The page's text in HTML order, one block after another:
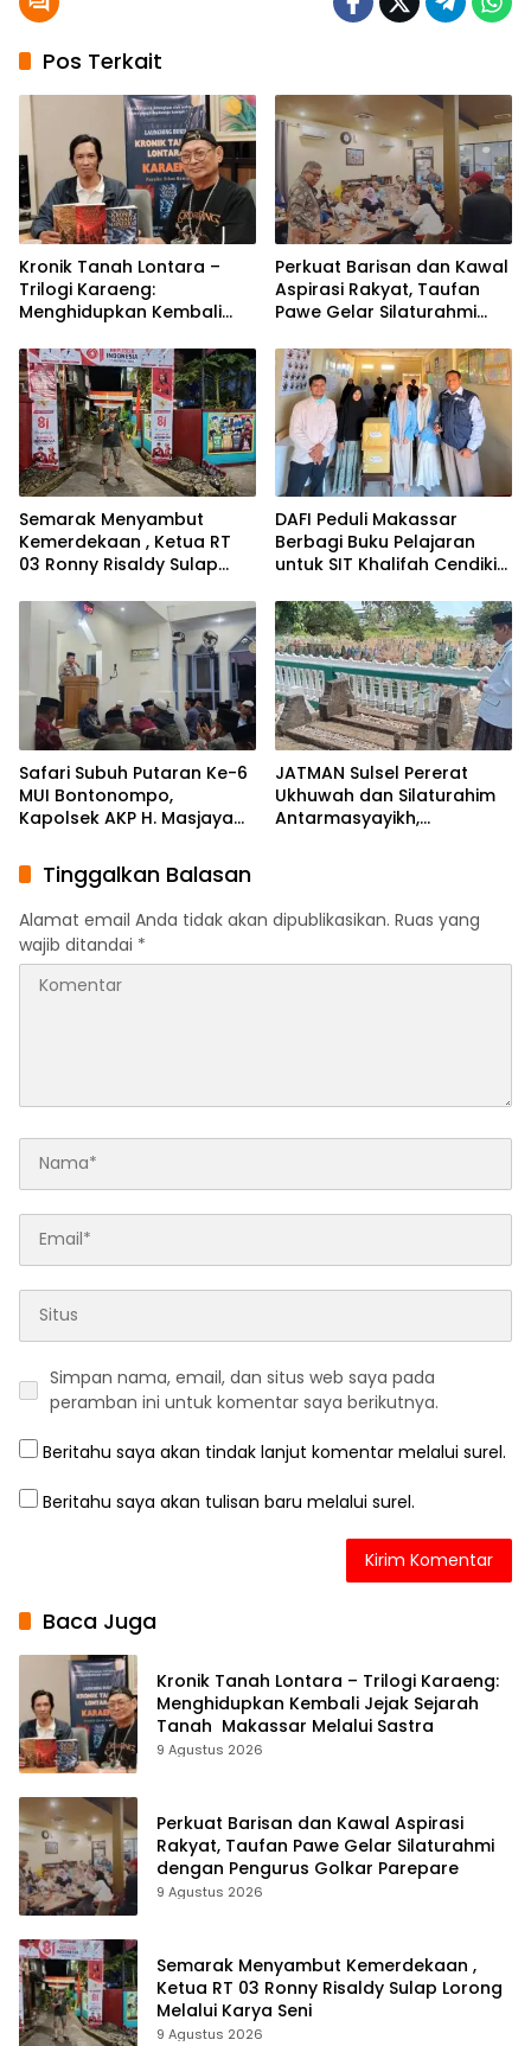
Pos Terkait
Kronik Tanah Lontara –
Trilogi Karaeng:
Menghidupkan Kembali
Tanah Makassar Melalui
Sastra
Perkuat Barisan dan Kawal
Aspirasi Rakyat, Taufan
Pawe Gelar Silaturahmi
Parepare
Semarak Menyambut
Kemerdekaan , Ketua RT
03 Ronny Risaldy Sulap
DAFI Peduli Makassar
Berbagi Buku Pelajaran
untuk SIT Khalifah Cendikia
Maros
Safari Subuh Putaran Ke-6
MUI Bontonompo,
Kapolsek AKP H. Masjaya
Masyarakat Jaga
Kamtibmas
JATMAN Sulsel Pererat
Ukhuwah dan Silaturahim
Antarmasyayikh,
Tinggalkan Balasan
Alamat email Anda tidak akan dipublikasikan. Ruas yang
wajib ditandai *
Simpan nama, email, dan situs web saya pada
peramban ini untuk komentar saya berikutnya.
Beritahu saya akan tindak lanjut komentar melalui surel.
Beritahu saya akan tulisan baru melalui surel.
Baca Juga
Kronik Tanah Lontara – Trilogi Karaeng:
Menghidupkan Kembali Jejak Sejarah
Tanah Makassar Melalui Sastra
9 Agustus 2026
Perkuat Barisan dan Kawal Aspirasi
Rakyat, Taufan Pawe Gelar Silaturahmi
dengan Pengurus Golkar Parepare
9 Agustus 2026
Semarak Menyambut Kemerdekaan ,
Ketua RT 03 Ronny Risaldy Sulap Lorong
Melalui Karya Seni
9 Agustus 2026